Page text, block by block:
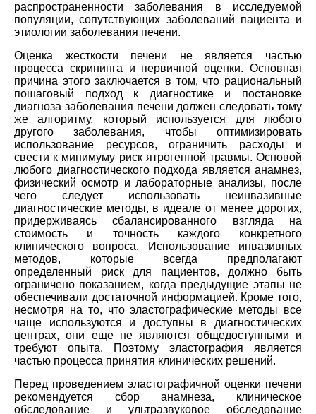
распространенности заболевания в исследуемой
популяции, сопутствующих заболеваний пациента и
этиологии заболевания печени.
Оценка жесткости печени не является частью
процесса скрининга и первичной оценки. Основная
причина этого заключается в том, что рациональный
пошаговый подход к диагностике и постановке
диагноза заболевания печени должен следовать тому
же алгоритму, который используется для любого
другого заболевания, чтобы оптимизировать
использование ресурсов, ограничить расходы и
свести к минимуму риск ятрогенной травмы. Основой
любого диагностического подхода является анамнез,
физический осмотр и лабораторные анализы, после
чего следует использовать неинвазивные
диагностические методы, в идеале от менее дорогих,
придерживаясь сбалансированного взгляда на
стоимость и точность каждого конкретного
клинического вопроса. Использование инвазивных
методов, которые всегда предполагают
определенный риск для пациентов, должно быть
ограничено показанием, когда предыдущие этапы не
обеспечивали достаточной информацией. Кроме того,
несмотря на то, что эластографические методы все
чаще используются и доступны в диагностических
центрах, они еще не являются общедоступными и
требуют опыта. Поэтому эластография является
частью процесса принятия клинических решений.
Перед проведением эластографичной оценки печени
рекомендуется сбор анамнеза, клиническое
обследование и ультразвуковое обследование